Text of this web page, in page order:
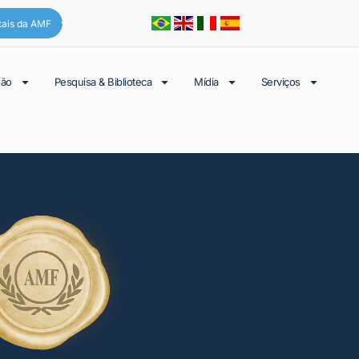
da AMF
Pesquisa & Biblioteca Mídia Serviços